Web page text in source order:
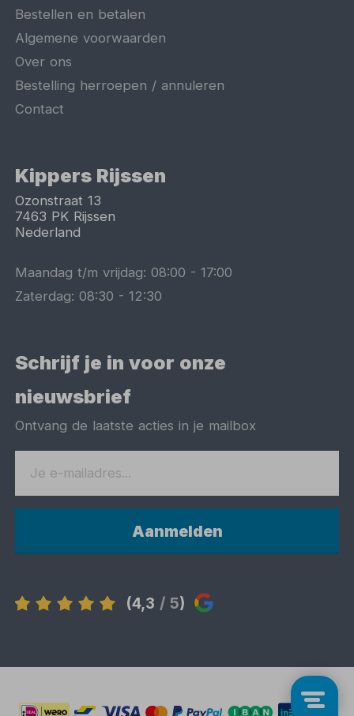
Bestellen en betalen
Algemene voorwaarden
Over ons
Bestelling herroepen / annuleren
Contact
Kippers Rijssen
Ozonstraat 13
7463 PK Rijssen
Nederland
Maandag t/m vrijdag:08:00 -17:00
Zaterdag:08:30 -12:30
Schrijf je in voor onze
nieuwsbrief
Ontvang de laatste acties in je mailbox
Aanmelden
(4,3 / 5)